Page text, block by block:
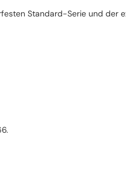
Standard-Serie und der